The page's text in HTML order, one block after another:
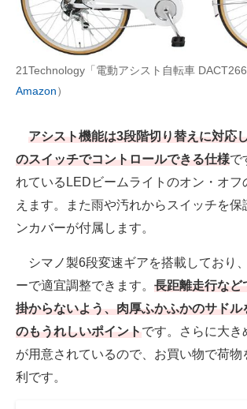
21Technology「電動アシスト自転車 DACT266
Amazon）
アシスト機能は3段階切り替えに対応
のスイッチでコントロールできる仕様で
れているLEDビームライトのオン・オフ
えます。また雨や汚れからスイッチを保
ンカバーが付属します。
シマノ製6段変速ギアを搭載しており
ーで適宜調整できます。 長距離走行など
掛からないよう、肉厚ふかふかのサドル
のもうれしいポイントです。さらに大き
が用意されているので、お買い物で荷物
利です。